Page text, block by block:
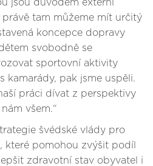
jsou důvodem externí
tam můžeme mít určitý
koncepce dopravy
svobodně se
sportovní aktivity
kamarády, pak jsme uspěli.
práci dívat z perspektivy
všem.“
švédské vlády pro
které pomohou zvýšit podíl
zdravotní stav obyvatel i